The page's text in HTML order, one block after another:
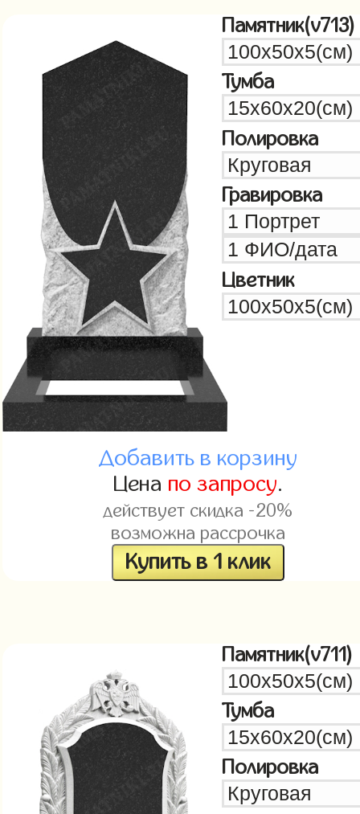
Памятник(v713)
Тумба
Полировка
Гравировка
Цветник
Добавить в корзину
Цена по запросу.
действует скидка -20%
возможна рассрочка
Купить в 1 клик
Памятник(v711)
Тумба
Полировка